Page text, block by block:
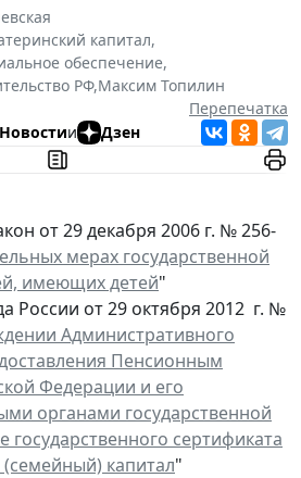
капитал,
обеспечение,
РФ,Максим Топилин
Перепечатка
Новостии Дзен
от 29 декабря 2006 г. № 256-
мерах государственной
имеющих детей"
России от 29 октября 2012 г. №
Административного
Пенсионным
Федерации и его
органами государственной
государственного сертификата
капитал"